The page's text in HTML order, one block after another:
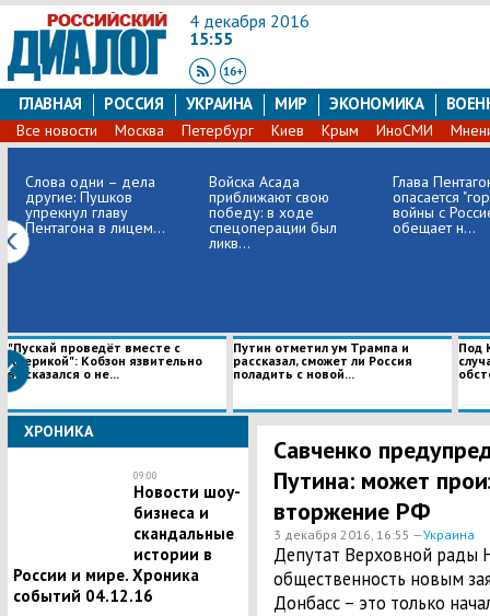
4 декабря 2016
15:55
ГЛАВНАЯ РОССИЯ УКРАИНА МИР ЭКОНОМИКА
Все новости Москва Петербург Киев Крым ИноСМИ
Слова одни – дела
другие: Пушков
упрекнул главу
Пентагона в лицем...
Войска Асада
приближают свою
победу: в ходе
спецоперации был
ликв...
Глава
опасается
войны с
обещает н...
"Пускай проведёт вместе с
Америкой": Кобзон язвительно
высказался о не...
Путин отметил ум Трампа и
рассказал, сможет ли Россия
поладить с новой...
Под
ХРОНИКА
09:00
Новости шоу-
бизнеса и
скандальные
истории в
России и мире. Хроника
событий 04.12.16
Савченко
Путина: может
вторжение РФ
3 декабря 2016, 16:55 —Украина
Депутат Верховной рады
общественность новым
Донбасс – это только